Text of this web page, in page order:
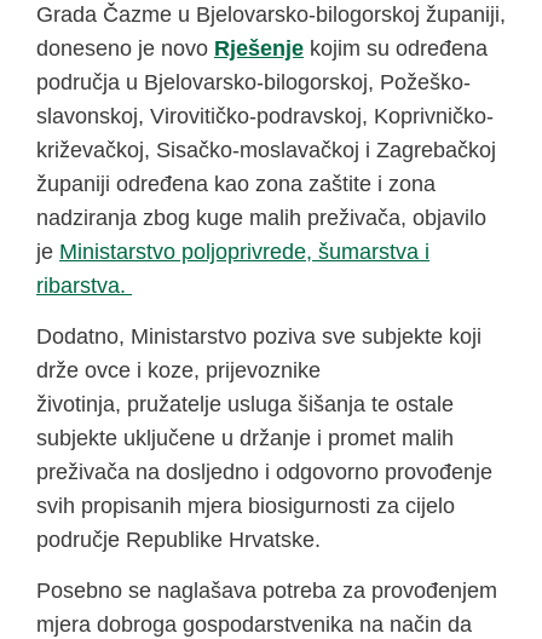
Grada Čazme u Bjelovarsko-bilogorskoj županiji,
doneseno je novo Rješenje kojim su određena
područja u Bjelovarsko-bilogorskoj, Požeško-
slavonskoj, Virovitičko-podravskoj, Koprivničko-
križevačkoj, Sisačko-moslavačkoj i Zagrebačkoj
županiji određena kao zona zaštite i zona
nadziranja zbog kuge malih preživača, objavilo
je Ministarstvo poljoprivrede, šumarstva i
ribarstva.
Dodatno, Ministarstvo poziva sve subjekte koji
drže ovce i koze, prijevoznike
životinja, pružatelje usluga šišanja te ostale
subjekte uključene u držanje i promet malih
preživača na dosljedno i odgovorno provođenje
svih propisanih mjera biosigurnosti za cijelo
područje Republike Hrvatske.
Posebno se naglašava potreba za provođenjem
mjera dobroga gospodarstvenika na način da